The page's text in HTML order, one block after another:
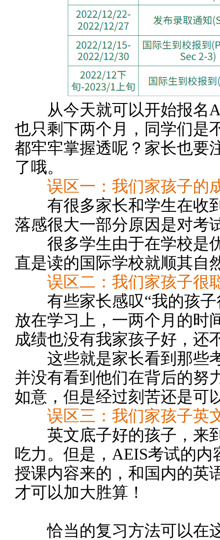
从今天就可以开始报名
也只剩下两个月，同学们是
都牢牢掌握透呢？家长也要
了哦。
误区一：我们家孩子的
有很多家长和学生在收
落感很大一部分原因是对考
很多学生由于在学校是
直是读的国际学校就顺其自
误区二：我们家孩子很
有些家长感叹“我的孩子
放在学习上，一两个月的时
成绩也没有我家孩子好，还
这些就是家长看到那些
并没有看到他们在背后的努
如意，但是经过刻苦还是可
误区三：我们家孩子英
英文底子好的孩子，来
吃力。但是，AEIS考试的
授课内容来的，和国内的英
才可以加大胜算！
恰当的复习方法可以在